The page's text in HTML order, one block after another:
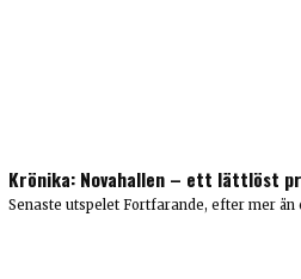
Krönika: Novahallen – ett lättlöst
Senaste utspelet Fortfarande, efter mer